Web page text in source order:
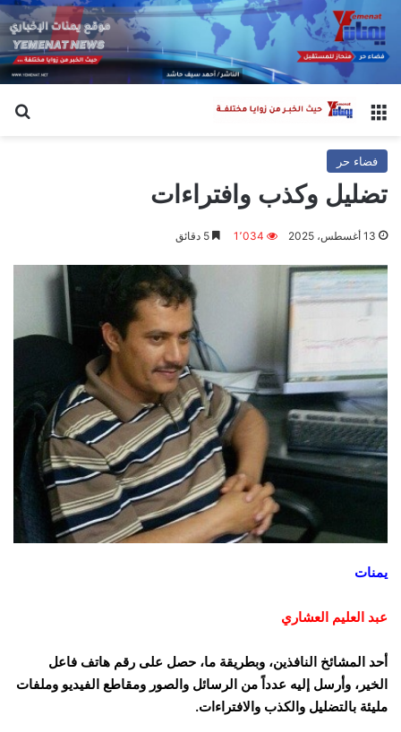
القائمة
فضاء حر
تضليل وكذب وافتراءات
13 أغسطس، 2025 1٬034
يمنات
عبد العليم العشاري
أحد المشائخ النافذين، وبطريقة ما، حصل على رقم هاتف فاعل
الخير، وأرسل إليه عدداً من الرسائل والصور ومقاطع الفيديو وملفات
مليئة بالتضليل والكذب والافتراءات.